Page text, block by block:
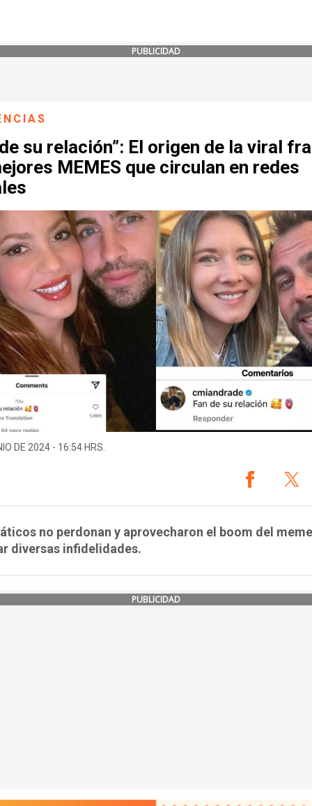
PUBLICIDAD
su relación”: El origen de la viral
MEMES que circulan en redes
DE 2024 - 16:54 HRS.
no perdonan y aprovecharon el boom del
diversas infidelidades.
PUBLICIDAD